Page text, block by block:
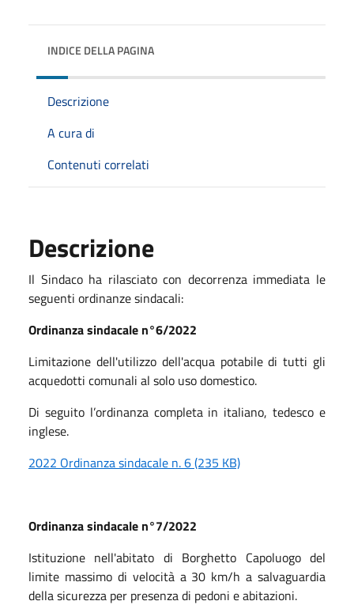
INDICE DELLA PAGINA
Descrizione
A cura di
Contenuti correlati
Descrizione
Il Sindaco ha rilasciato con decorrenza immediata le
seguenti ordinanze sindacali:
Ordinanza sindacale n°6/2022
Limitazione dell'utilizzo dell'acqua potabile di tutti gli
acquedotti comunali al solo uso domestico.
Di seguito l’ordinanza completa in italiano, tedesco e
inglese.
2022 Ordinanza sindacale n. 6 (235 KB)
Ordinanza sindacale n°7/2022
Istituzione nell'abitato di Borghetto Capoluogo del
limite massimo di velocità a 30 km/h a salvaguardia
della sicurezza per presenza di pedoni e abitazioni.